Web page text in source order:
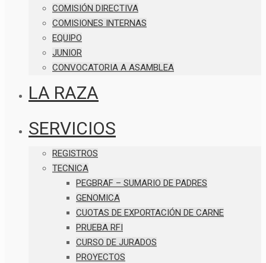
COMISIÓN DIRECTIVA
COMISIONES INTERNAS
EQUIPO
JUNIOR
CONVOCATORIA A ASAMBLEA
LA RAZA
SERVICIOS
REGISTROS
TECNICA
PEGBRAF – SUMARIO DE PADRES
GENOMICA
CUOTAS DE EXPORTACIÓN DE CARNE
PRUEBA RFI
CURSO DE JURADOS
PROYECTOS